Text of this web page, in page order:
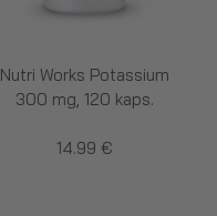
Nutri Works Potassium
300 mg, 120 kaps.
14.99 €